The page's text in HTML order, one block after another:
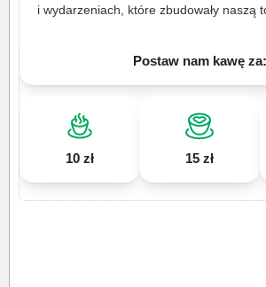
i wydarzeniach, które zbudowały naszą
Postaw nam kawę za:
10 zł 15 zł